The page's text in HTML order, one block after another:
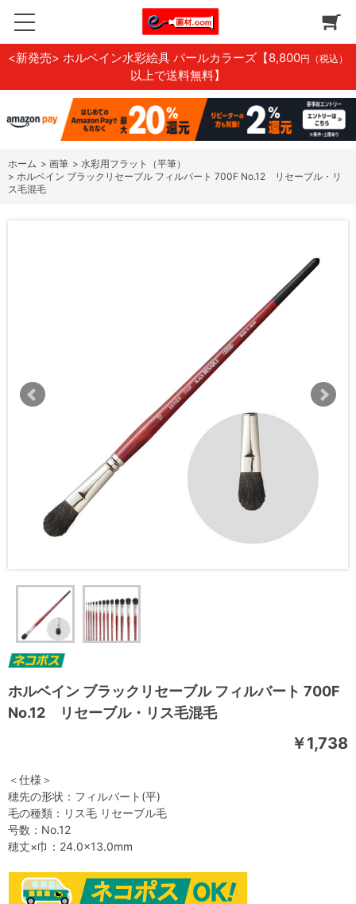
<新発売> ホルベイン水彩絵具 パールカラーズ 【8,800円（税込）
以上で送料無料】
ホーム > 画筆 > 水彩用フラット（平筆）
> ホルベイン ブラックリセーブル フィルバート 700F No.12 リセーブル・リ
ス毛混毛
ホルベイン ブラックリセーブル フィルバート 700F
No.12 リセーブル・リス毛混毛
￥1,738
＜仕様＞
穂先の形状：フィルバート(平)
毛の種類：リス毛 リセーブル毛
号数：No.12
穂丈×巾：24.0×13.0mm